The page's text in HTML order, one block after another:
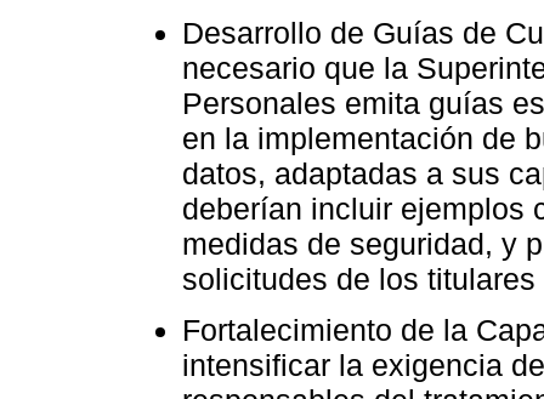
Desarrollo de Guías de
necesario que la
Personales emita guías
en la implementación de
datos, adaptadas a sus
deberían incluir ejemplos
medidas de seguridad, y
solicitudes de los titulares
Fortalecimiento de la
intensificar la exigencia